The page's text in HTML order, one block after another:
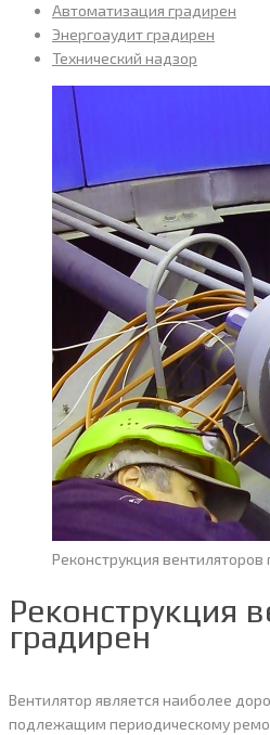
Автоматизация градирен
Энергоаудит градирен
Технический надзор
Реконструкция вентиляторов
Реконструкция
градирен
Вентилятор является наиболее
подлежащим периодическому